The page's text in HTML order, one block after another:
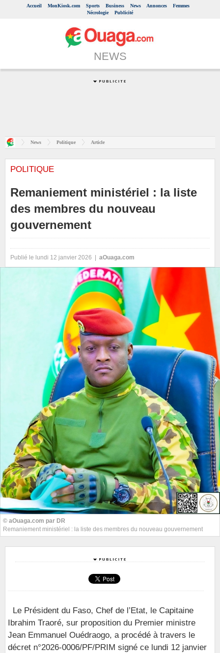
Accueil MonKiosk.com Sports Business News Annonces
Femmes
Nécrologie
Publicité
NEWS
News Politique Article
POLITIQUE
Remaniement ministériel : la liste
des membres du nouveau
gouvernement
Publié le lundi 12 janvier 2026 | aOuaga.com
© aOuaga.com par DR
Remaniement ministériel : la liste des membres du nouveau gouvernement
Le Président du Faso, Chef de l’Etat, le Capitaine
Ibrahim Traoré, sur proposition du Premier ministre
Jean Emmanuel Ouédraogo, a procédé à travers le
décret n°2026-0006/PF/PRIM signé ce lundi 12 janvier